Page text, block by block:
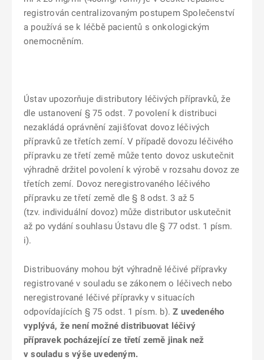
registrován centralizovaným postupem Společenství
a používá se k léčbě pacientů s onkologickým
onemocněním.
Ústav upozorňuje distributory léčivých přípravků, že
dle ustanovení § 75 odst. 7 povolení k distribuci
nezakládá oprávnění zajišťovat dovoz léčivých
přípravků ze třetích zemí. V případě dovozu léčivého
přípravku ze třetí země může tento dovoz uskutečnit
výhradně držitel povolení k výrobě v rozsahu dovoz ze
třetích zemí. Dovoz neregistrovaného léčivého
přípravku ze třetí země dle § 8 odst. 3 až 5
(tzv. individuální dovoz) může distributor uskutečnit
až po vydání souhlasu Ústavu dle § 77 odst. 1 písm.
i).
Distribuovány mohou být výhradně léčivé přípravky
registrované v souladu se zákonem o léčivech nebo
neregistrované léčivé přípravky v situacích
odpovídajících § 75 odst. 1 písm. b).Z uvedeného
vyplývá, že není možné distribuovat léčivý
přípravek pocházející ze třetí země jinak než
v souladu s výše uvedeným.